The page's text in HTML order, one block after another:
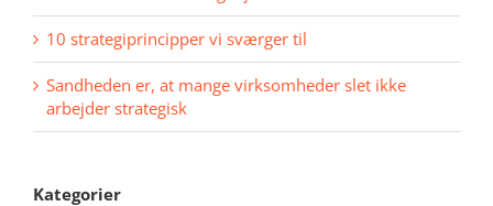
10 strategiprincipper vi sværger til
Sandheden er, at mange virksomheder slet ikke
arbejder strategisk
Kategorier